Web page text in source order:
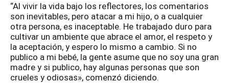
“Al vivir la vida bajo los reflectores, los comentarios
son inevitables, pero atacar a mi hijo, o a cualquier
otra persona, es inaceptable. He trabajado duro para
cultivar un ambiente que abrace el amor, el respeto y
la aceptación, y espero lo mismo a cambio. Si no
publico a mi bebé, la gente asume que no soy una gran
madre y si publico, hay algunas personas que son
crueles y odiosas», comenzó diciendo.